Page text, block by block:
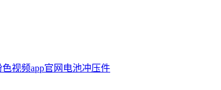
色视频app官网电池冲压件